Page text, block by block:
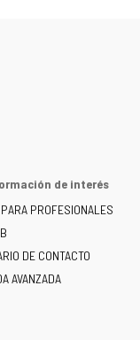
de interés
PROFESIONALES
DE CONTACTO
AVANZADA